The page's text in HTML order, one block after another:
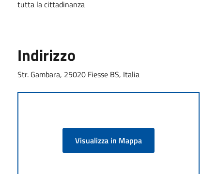
tutta la cittadinanza
Indirizzo
Str. Gambara, 25020 Fiesse BS, Italia
Visualizza in Mappa